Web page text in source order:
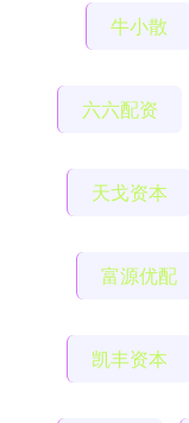
牛小散
六六配资
天戈资本
富源优配
凯丰资本